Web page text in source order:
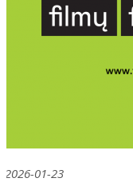
2026-01-23